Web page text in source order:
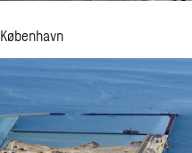
København